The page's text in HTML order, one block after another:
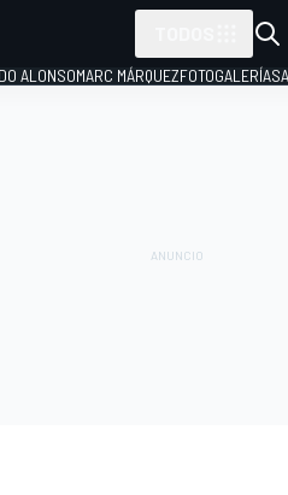
ALONSOMARC MÁRQUEZFOTOGALERÍAS